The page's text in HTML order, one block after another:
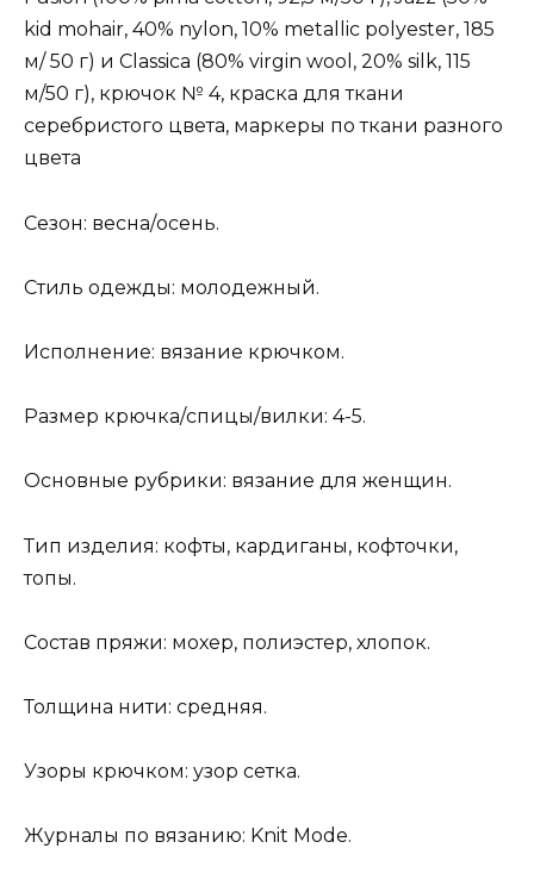
kid mohair, 40% nylon, 10% metallic polyester, 185
м/ 50 г) и Classica (80% virgin wool, 20% silk, 115
м/50 г), крючок № 4, краска для ткани
серебристого цвета, маркеры по ткани разного
цвета
Сезон: весна/осень.
Стиль одежды: молодежный.
Исполнение: вязание крючком.
Размер крючка/спицы/вилки: 4-5.
Основные рубрики: вязание для женщин.
Тип изделия: кофты, кардиганы, кофточки,
топы.
Состав пряжи: мохер, полиэстер, хлопок.
Толщина нити: средняя.
Узоры крючком: узор сетка.
Журналы по вязанию: Knit Mode.